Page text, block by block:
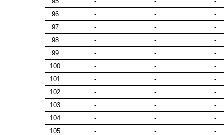
96
- -
-
97
- -
-
98
- -
-
99
- -
-
100
- -
-
101
- -
-
102
- -
-
103
- -
-
104
- -
-
105
- -
-